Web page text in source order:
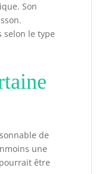
Son
selon le type
de
une
être